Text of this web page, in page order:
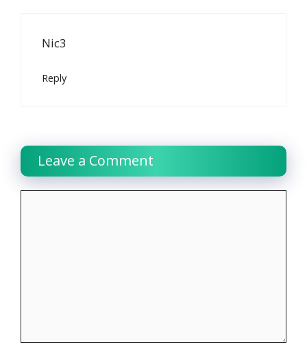
Nic3
Reply
Leave a Comment